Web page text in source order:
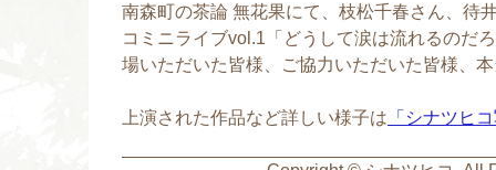
南森町の茶論 無花果にて、枝松千春さん、待
コミニライブvol.1「どうして涙は流れるのだ
場いただいた皆様、ご協力いただいた皆様、
上演された作品など詳しい様子は 「シナツヒ